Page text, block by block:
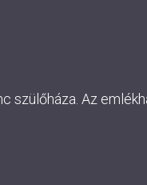
szülőháza. Az